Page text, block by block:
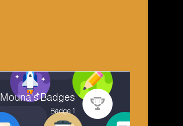
Mouna's Badges
1 Badge